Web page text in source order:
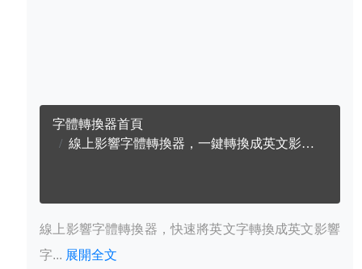
字體轉換器首頁
線上影響字體轉換器，一鍵轉換成英文影響字體
線上影響字體轉換器，快速將英文字轉換成英文影響
字... 展開全文